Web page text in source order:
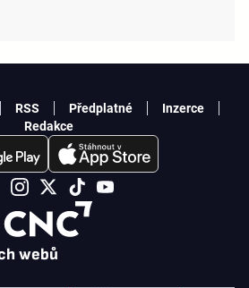
webů
RSS Předplatné
Inzerce
Redakce